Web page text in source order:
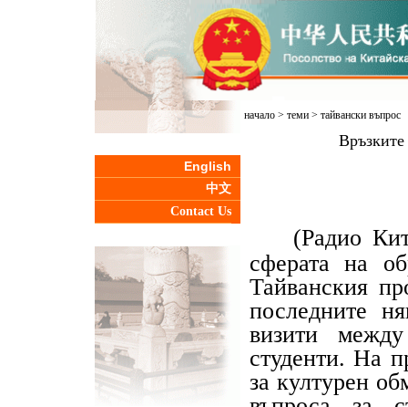
English
中文
Contact Us
начало> теми> тайвански въпрос
(Радио
сферата на
Тайванския
последните
визити
студенти. На
за културен